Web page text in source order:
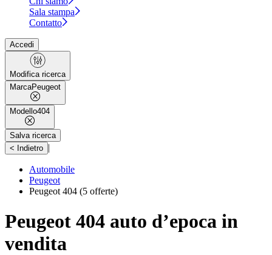
Sala stampa
Contatto
Accedi
Modifica ricerca
MarcaPeugeot
Modello404
Salva ricerca
< Indietro |
Automobile
Peugeot
Peugeot 404 (5 offerte)
Peugeot 404 auto d’epoca in
vendita